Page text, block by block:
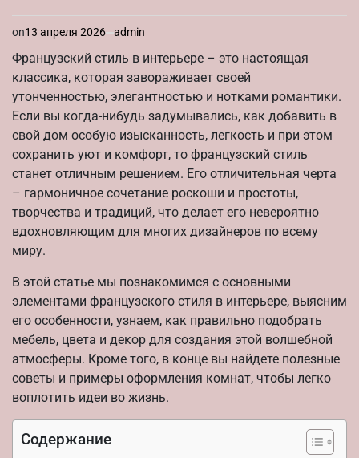
on13 апреля 2026 admin
Французский стиль в интерьере – это настоящая
классика, которая завораживает своей
утонченностью, элегантностью и нотками романтики.
Если вы когда-нибудь задумывались, как добавить в
свой дом особую изысканность, легкость и при этом
сохранить уют и комфорт, то французский стиль
станет отличным решением. Его отличительная черта
– гармоничное сочетание роскоши и простоты,
творчества и традиций, что делает его невероятно
вдохновляющим для многих дизайнеров по всему
миру.
В этой статье мы познакомимся с основными
элементами французского стиля в интерьере, выясним
его особенности, узнаем, как правильно подобрать
мебель, цвета и декор для создания этой волшебной
атмосферы. Кроме того, в конце вы найдете полезные
советы и примеры оформления комнат, чтобы легко
воплотить идеи во жизнь.
Содержание